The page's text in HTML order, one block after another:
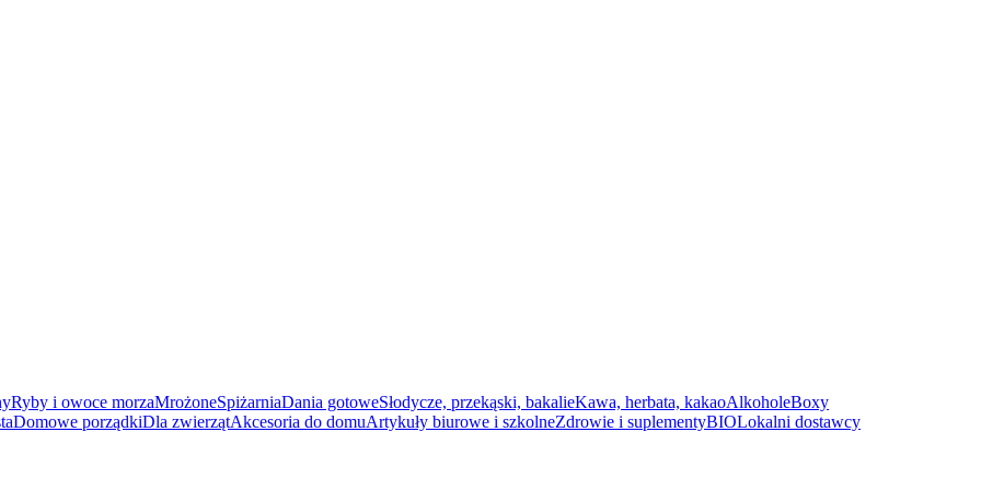
Ryby i owoce morzaMrożoneSpiżarniaDania gotoweSłodycze, przekąski, bakalieKawa, herbata, kakaoAlkoholeBoxy
Domowe porządkiDla zwierzątAkcesoria do domuArtykuły biurowe i szkolneZdrowie i suplementyBIOLokalni dostawcy